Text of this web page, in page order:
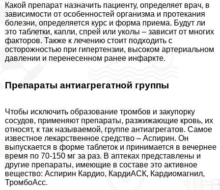
Какой препарат назначить пациенту, определяет врач, в
зависимости от особенностей организма и протекания
болезни, определяется курс и форма приема. Будут ли
это таблетки, капли, спрей или уколы – зависит от многих
факторов. Также к лечению стоит подходить с
осторожностью при гипертензии, высоком артериальном
давлении и перенесенном ранее инфаркте.
Препараты антиагрегатной группы
Чтобы исключить образование тромбов и закупорку
сосудов, применяют препараты, разжижающие кровь, их
относят, к так называемой, группе антиагрегатов. Самое
известное лекарственное средство – Аспирин. Он
выпускается в форме таблеток и принимается в вечернее
время по 70-150 мг за раз. В аптеках представлены и
другие препараты, имеющие в составе это активное
вещество: Аспирин Кардио, КардиАСК, Кардиомагнил,
ТромбоАсс.